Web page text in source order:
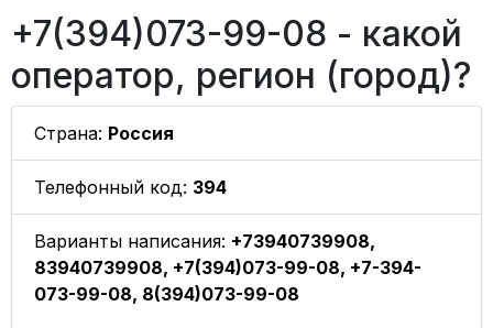
+7(394)073-99-08 - какой
оператор, регион (город)?
Страна: Россия
Телефонный код: 394
Варианты написания: +73940739908,
83940739908, +7(394)073-99-08, +7-394-
073-99-08, 8(394)073-99-08